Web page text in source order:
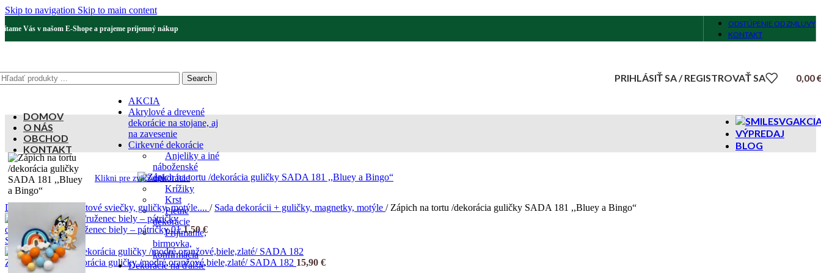
Skip to navigation Skip to main content
Vás v našom E-Shope a prajeme príjemný nákup
ODSTÚPENIE OD ZMLUVY
KONTAKT
AKCIA
Akrylové a drevené
dekorácie na stojane, aj
na zavesenie
Cirkevné dekorácie
Anjeliky a iné
náboženské
dekorácie
Krížiky
Krst
Pietne
dekorácie
Prijímanie,
birmovka,
konfirmácia
Dekorácie na ďalšie
Search PRIHLÁSIŤ SA / REGISTROVAŤ SA 0,00
DOMOV
O NÁS
OBCHOD
KONTAKT
VÝPREDAJ
BLOG
Klikni pre zväčšenie
Domov Fontány,tortové sviečky, guličky, motýle.... / Sada dekorácii + guličky, magnetky, motýle / Zápich na tortu /dekorácia guličky SADA 181 ,,Bluey a Bingo“
dekorácia na tortu/ruženec biely – pátričky 011,50€
Späť na produkty
Zápich na tortu /dekorácia guličky /modré,oranžové,biele,zlaté/ SADA 182 15,90 €